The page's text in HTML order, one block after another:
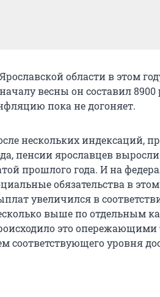
области в этом
весны он составил
пока не догоняет.
нескольких индексаций,
пенсии ярославцев
прошлого года. И на
обязательства в
увеличился в
выше по отдельным
это
соответствующего уровня